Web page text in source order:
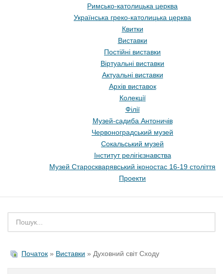
Римсько-католицька церква
Українська греко-католицька церква
Квитки
Виставки
Постійні виставки
Віртуальні виставки
Актуальні виставки
Архів виставок
Колекції
Філії
Музей-садиба Антоничів
Червоноградський музей
Сокальський музей
Інститут релігієзнавства
Музей Староскварявський іконостас 16-19 cтоліття
Проекти
Початок » Виставки » Духовний світ Сходу